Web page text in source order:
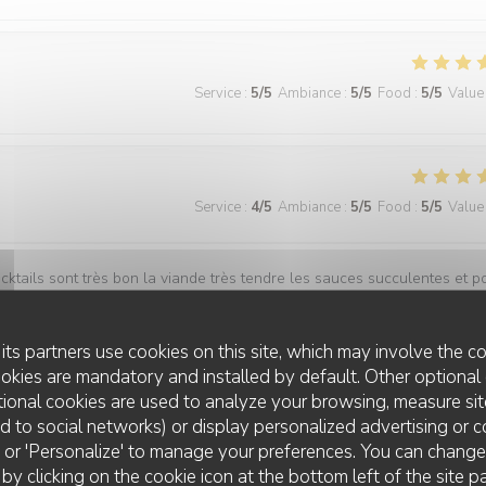
partners use cookies on this site, which may involve the
are mandatory and installed by default. Other optional
cookies are used to analyze your browsing, measure
to social networks) or display personalized advertising or
'Personalize' to manage your preferences. You can
clicking on the cookie icon at the bottom left of the site
Service : 5/5 Ambiance : 5/5 Food : 5/5 Value
Service : 4/5 Ambiance : 5/5 Food : 5/5 Value
sont très bon la viande très tendre les sauces succulentes et
abordable.
Service: 5/5 Ambiance: 5 /5 Food:5/5 Value